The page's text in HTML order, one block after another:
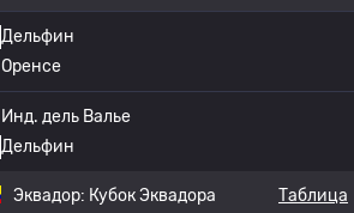
Дельфин
Оренсе
Инд. дель Валье
Дельфин
Эквадор: Кубок Эквадора Таблица